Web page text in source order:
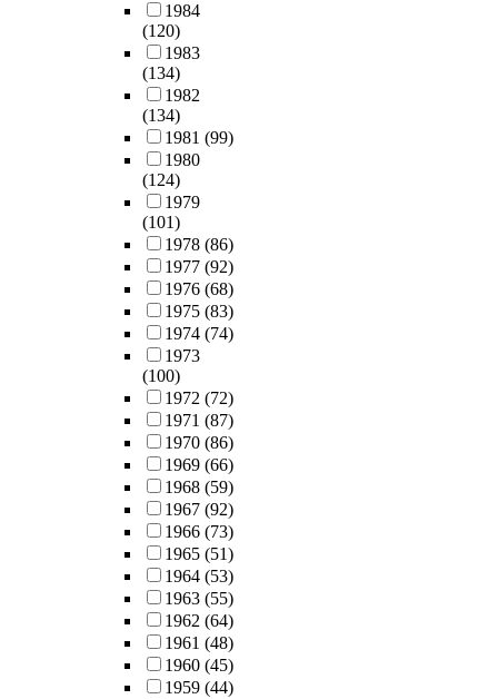
1984
(120)
1983
(134)
1982
(134)
1981 (99)
1980
(124)
1979
(101)
1978 (86)
1977 (92)
1976 (68)
1975 (83)
1974 (74)
1973
(100)
1972 (72)
1971 (87)
1970 (86)
1969 (66)
1968 (59)
1967 (92)
1966 (73)
1965 (51)
1964 (53)
1963 (55)
1962 (64)
1961 (48)
1960 (45)
1959 (44)